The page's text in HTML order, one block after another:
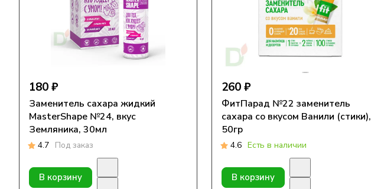
180 ₽
Заменитель сахара жидкий
MasterShape №24, вкус
Земляника, 30мл
4.7 Под заказ
В корзину
260 ₽
ФитПарад №22 заменитель
сахара со вкусом Ванили (стики),
50гр
4.6 Есть в наличии
В корзину